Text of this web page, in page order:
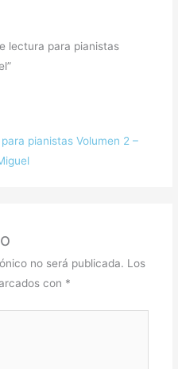
lectura para pianistas
pianistas Volumen 2 –
no será publicada. Los
con *